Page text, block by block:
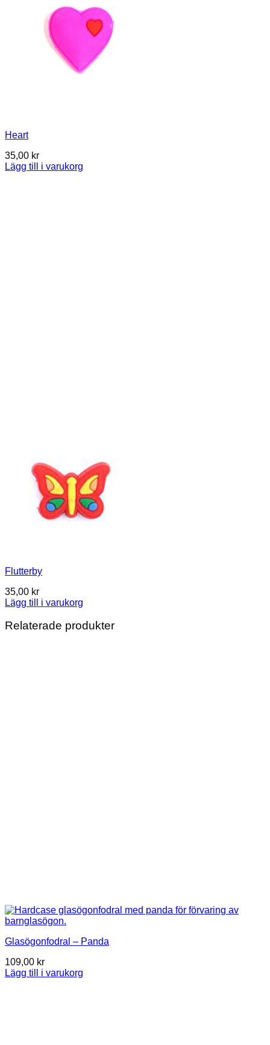
Heart
35,00 kr
Lägg till i varukorg
Flutterby
35,00 kr
Lägg till i varukorg
Relaterade produkter
Glasögonfodral – Panda
109,00 kr
Lägg till i varukorg